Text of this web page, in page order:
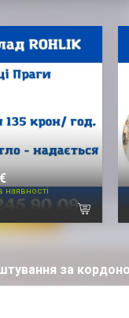
наявності
за